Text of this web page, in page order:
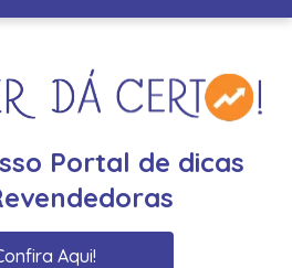
Portal de dicas
Aqui!